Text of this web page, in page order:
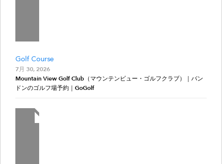
Golf Course
7月 30, 2026
Mountain View Golf Club（マウンテンビュー・ゴルフクラブ）｜バン
ドンのゴルフ場予約｜GoGolf